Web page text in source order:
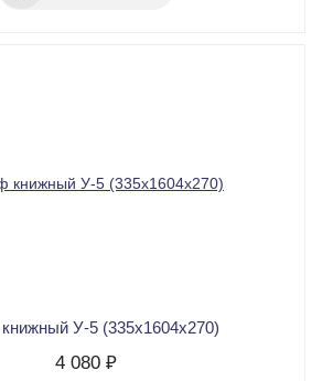
У-5 (335х1604х270)
4 080 ₽